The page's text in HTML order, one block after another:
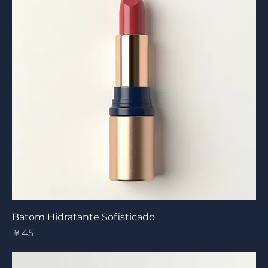
Batom Hidratante Sofisticado
Preço
￥45